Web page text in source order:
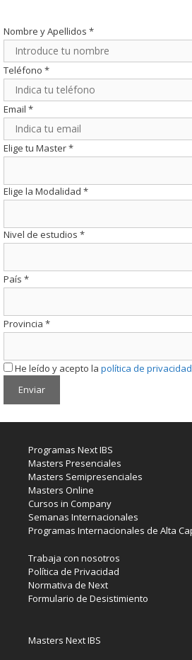
Nombre y Apellidos *
Teléfono *
Email *
Elige tu Master*
Elige la Modalidad *
Nivel de estudios *
País *
Provincia *
He leído y acepto la política de privacidad
Programas Next IBS
Masters Presenciales
Masters Semipresenciales
Masters Online
Cursos in Company
Semanas Internacionales
Programas Internacionales de Alta
Trabaja con nosotros
Política de Privacidad
Normativa de Next
Formulario de Desistimiento
Masters Next IBS